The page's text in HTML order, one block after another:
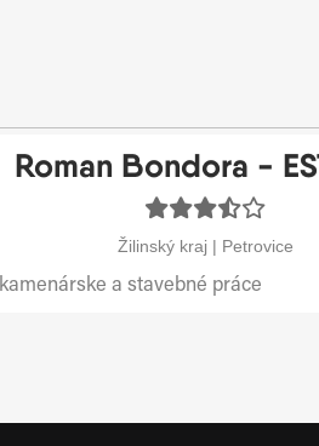
Roman Bondora -
Žilinský kraj | Petrovice
kamenárske a stavebné práce